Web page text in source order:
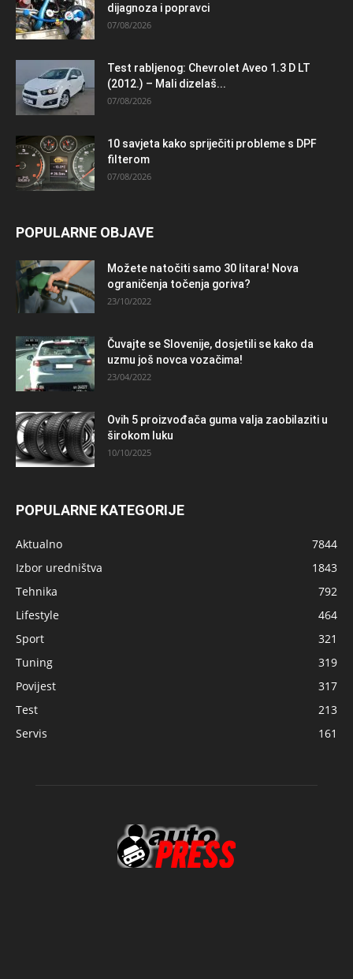
dijagnoza i popravci
07/08/2026
Test rabljenog: Chevrolet Aveo 1.3 D LT
(2012.) – Mali dizelaš...
07/08/2026
10 savjeta kako spriječiti probleme s DPF
filterom
07/08/2026
POPULARNE OBJAVE
Možete natočiti samo 30 litara! Nova
ograničenja točenja goriva?
23/10/2022
Čuvajte se Slovenije, dosjetili se kako da
uzmu još novca vozačima!
23/04/2022
Ovih 5 proizvođača guma valja zaobilaziti u
širokom luku
10/10/2025
POPULARNE KATEGORIJE
Aktualno
7844
Izbor uredništva
1843
Tehnika
792
Lifestyle
464
Sport
321
Tuning
319
Povijest
317
Test
213
Servis
161